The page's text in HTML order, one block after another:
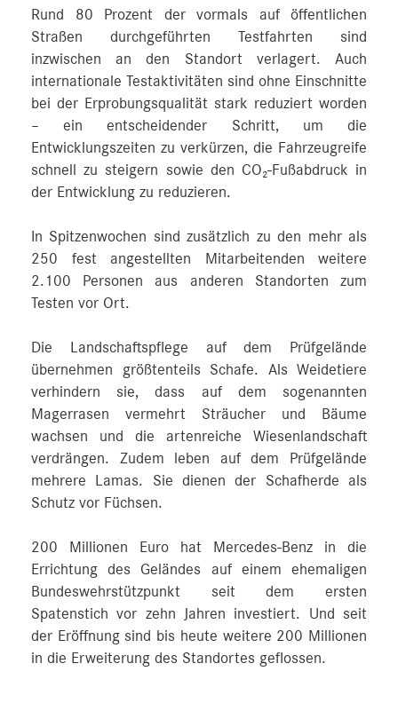
Rund 80 Prozent der vormals auf öffentlichen
Straßen durchgeführten Testfahrten sind
inzwischen an den Standort verlagert. Auch
internationale Testaktivitäten sind ohne Einschnitte
bei der Erprobungsqualität stark reduziert worden
– ein entscheidender Schritt, um die
Entwicklungszeiten zu verkürzen, die Fahrzeugreife
schnell zu steigern sowie den CO₂-Fußabdruck in
der Entwicklung zu reduzieren.
In Spitzenwochen sind zusätzlich zu den mehr als
250 fest angestellten Mitarbeitenden weitere
2.100 Personen aus anderen Standorten zum
Testen vor Ort.
Die Landschaftspflege auf dem Prüfgelände
übernehmen größtenteils Schafe. Als Weidetiere
verhindern sie, dass auf dem sogenannten
Magerrasen vermehrt Sträucher und Bäume
wachsen und die artenreiche Wiesenlandschaft
verdrängen. Zudem leben auf dem Prüfgelände
mehrere Lamas. Sie dienen der Schafherde als
Schutz vor Füchsen.
200 Millionen Euro hat Mercedes‑Benz in die
Errichtung des Geländes auf einem ehemaligen
Bundeswehrstützpunkt seit dem ersten
Spatenstich vor zehn Jahren investiert. Und seit
der Eröffnung sind bis heute weitere 200 Millionen
in die Erweiterung des Standortes geflossen.